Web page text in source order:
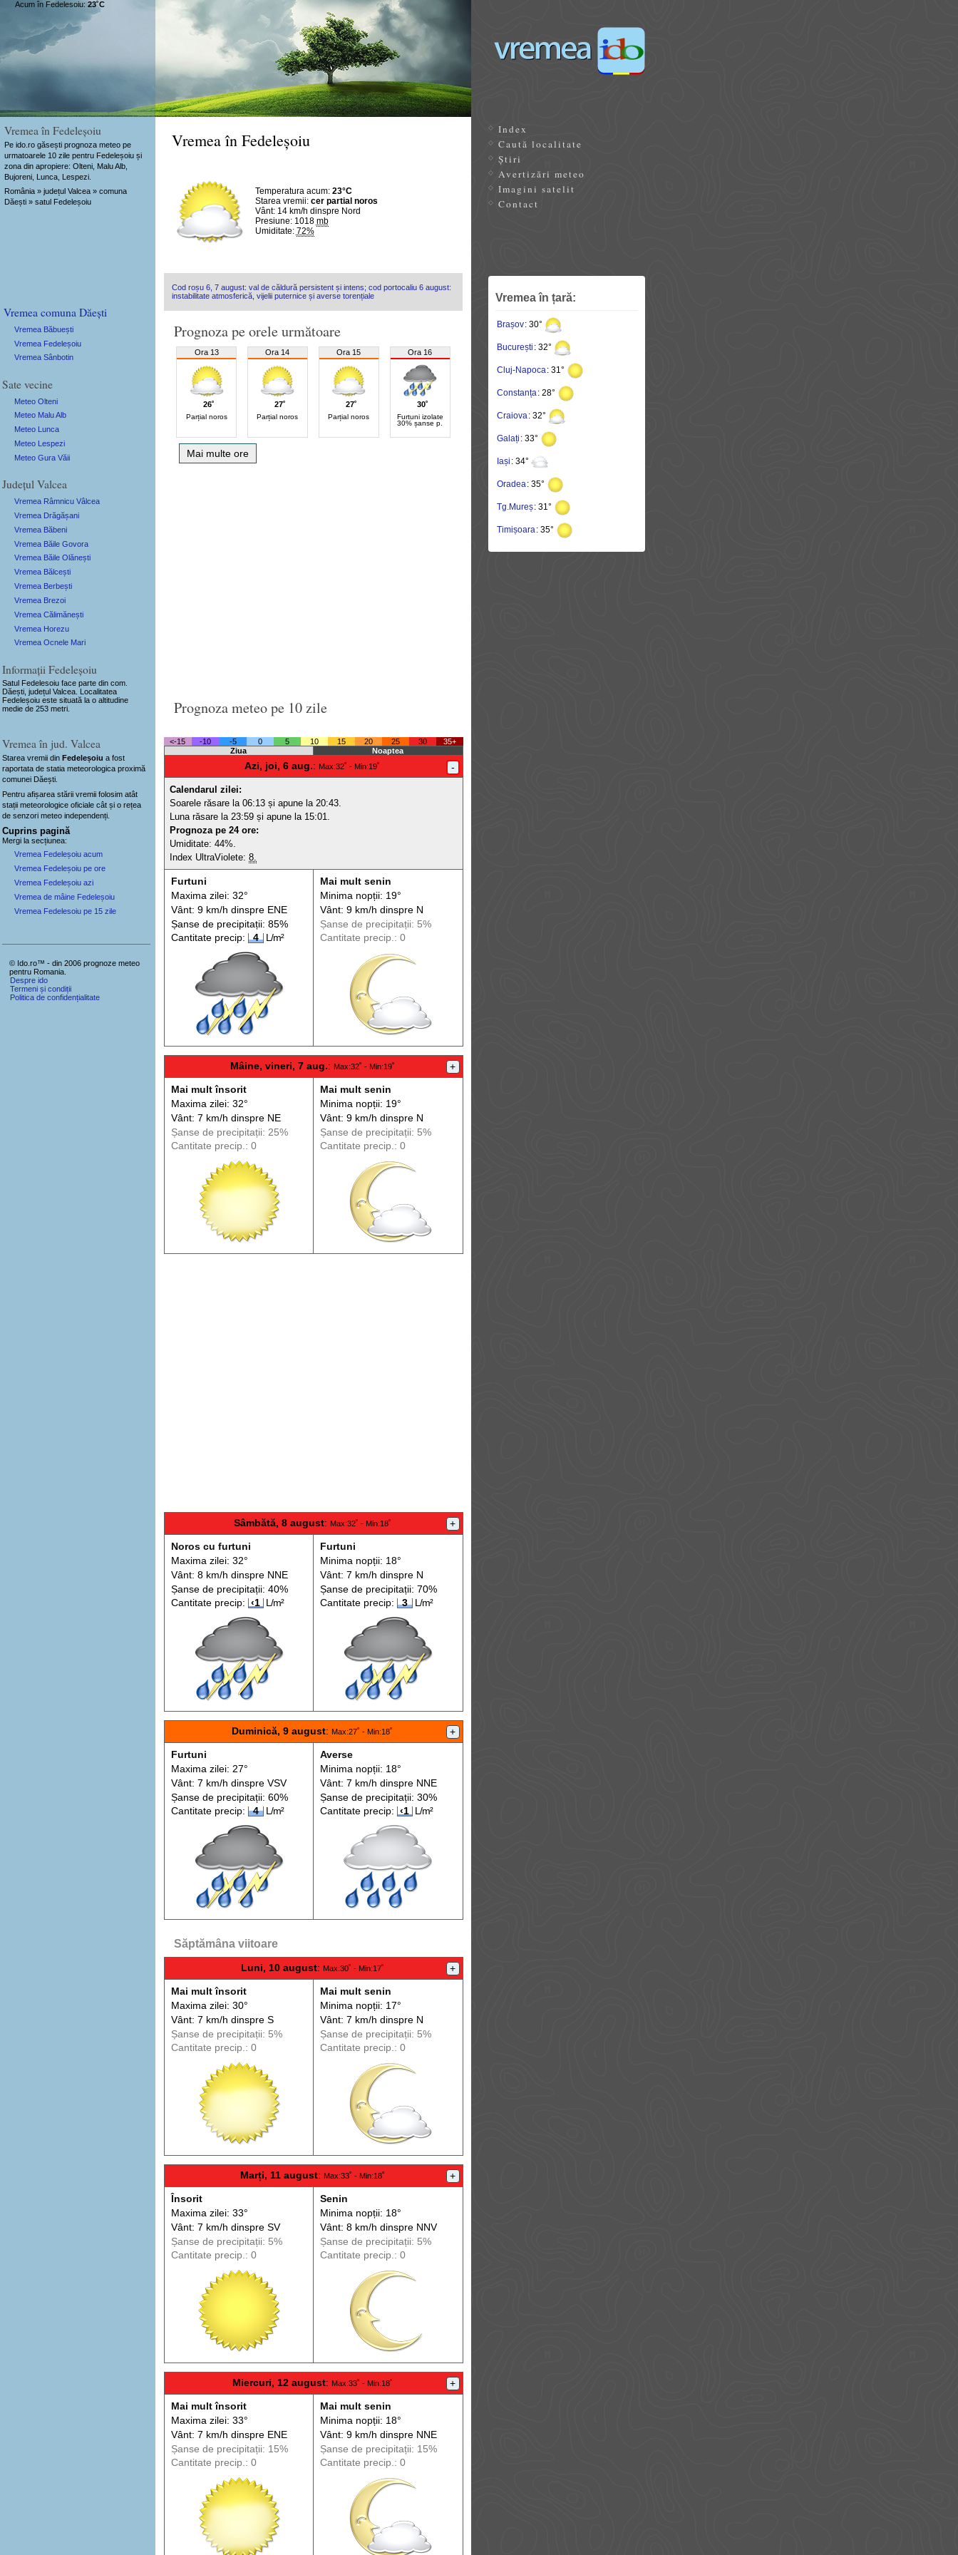
Vremea în Fedeleșoiu
Pe ido.ro găsești prognoza meteo pe
urmatoarele 10 zile pentru Fedeleșoiu și
zona din apropiere: Olteni, Malu Alb,
Bujoreni, Lunca, Lespezi.
România » județul Valcea » comuna
Dăești » satul Fedeleșoiu
Vremea în Fedeleșoiu
Temperatura acum: 23°C
Starea vremii: cer partial noros
Vânt: 14 km/h dinspre Nord
Presiune: 1018 mb
Umiditate: 72%
Acum în Fedelesoiu: 23˚C
Cod roșu 6, 7 august: val de căldură persistent și intens; cod portocaliu 6 august:
instabilitate atmosferică, vijelii puternice și averse torențiale
Prognoza pe orele următoare
Ora 13
26˚
Parțial noros
Ora 14
27˚
Parțial noros
Ora 15
27˚
Parțial noros
Ora 16
30˚
Furtuni izolate
30% șanse p.
Mai multe ore
Prognoza meteo pe 10 zile
<-15 -10 -5 0 5 10 15 20 25 30
35+
Ziua
Noaptea
Azi, joi, 6 aug.: Max:32˚ - Min:19˚ -
Calendarul zilei:
Soarele răsare la 06:13 și apune la 20:43.
Luna răsare la 23:59 și apune la 15:01.
Prognoza pe 24 ore:
Umiditate: 44%.
Index UltraViolete:8.
Furtuni
Maxima zilei: 32°
Vânt: 9 km/h dinspreENE
Șanse de precipitații: 85%
Cantitate precip:
4 L/m²
Mai mult senin
Minima nopții: 19°
Vânt: 9 km/h dinspreN
Șanse de precipitații: 5%
Cantitate precip.: 0
Mâine, vineri, 7 aug.: Max:32˚ - Min:19˚ +
Mai mult însorit
Maxima zilei: 32°
Vânt: 7 km/h dinspreNE
Șanse de precipitații: 25%
Cantitate precip.: 0
Mai mult senin
Minima nopții: 19°
Vânt: 9 km/h dinspreN
Șanse de precipitații: 5%
Cantitate precip.: 0
Sâmbătă, 8 august: Max:32˚ - Min:18˚ +
Noros cu furtuni
Maxima zilei: 32°
Vânt: 8 km/h dinspreNNE
Șanse de precipitații: 40%
Cantitate precip:
‹1 L/m²
Furtuni
Minima nopții: 18°
Vânt: 7 km/h dinspreN
Șanse de precipitații: 70%
Cantitate precip:
3 L/m²
Duminică, 9 august:Max:27˚ - Min:18˚ +
Furtuni
Maxima zilei: 27°
Vânt: 7 km/h dinspreVSV
Șanse de precipitații: 60%
Cantitate precip:
4 L/m²
Averse
Minima nopții: 18°
Vânt: 7 km/h dinspreNNE
Șanse de precipitații: 30%
Cantitate precip:
‹1 L/m²
Săptămâna viitoare
Luni, 10 august: Max:30˚ - Min:17˚ +
Mai mult însorit
Maxima zilei: 30°
Vânt: 7 km/h dinspreS
Șanse de precipitații: 5%
Cantitate precip.: 0
Mai mult senin
Minima nopții: 17°
Vânt: 7 km/h dinspreN
Șanse de precipitații: 5%
Cantitate precip.: 0
Marți, 11 august: Max:33˚ - Min:18˚ +
Însorit
Maxima zilei: 33°
Vânt: 7 km/h dinspreSV
Șanse de precipitații: 5%
Cantitate precip.: 0
Senin
Minima nopții: 18°
Vânt: 8 km/h dinspreNNV
Șanse de precipitații: 5%
Cantitate precip.: 0
Miercuri, 12 august: Max:33˚ - Min:18˚ +
Mai mult însorit
Maxima zilei: 33°
Vânt: 7 km/h dinspreENE
Șanse de precipitații: 15%
Cantitate precip.: 0
Mai mult senin
Minima nopții: 18°
Vânt: 9 km/h dinspreNNE
Șanse de precipitații: 15%
Cantitate precip.: 0
Index
Caută localitate
Știri
Avertizări meteo
Imagini satelit
Contact
Vremea în țară:
Brașov: 30°
București : 32°
Cluj-Napoca: 31°
Constanța: 28°
Craiova: 32°
Galați : 33°
Iași : 34°
Oradea: 35°
Tg.Mureș: 31°
Timișoara: 35°
Vremea comuna Dăești
Vremea Băbuești
Vremea Fedeleșoiu
Vremea Sânbotin
Sate vecine
Meteo Olteni
Meteo Malu Alb
Meteo Lunca
Meteo Lespezi
Meteo Gura Văii
Județul Valcea
Vremea Râmnicu Vâlcea
Vremea Drăgășani
Vremea Băbeni
Vremea Băile Govora
Vremea Băile Olănești
Vremea Bălcești
Vremea Berbești
Vremea Brezoi
Vremea Călimănești
Vremea Horezu
Vremea Ocnele Mari
Informații Fedeleșoiu
Satul Fedelesoiu face parte din com.
Dăești, județul Valcea. Localitatea
Fedeleșoiu este situată la o altitudine
medie de 253 metri.
Vremea în jud. Valcea
Starea vremii din Fedeleșoiu a fost
raportata de statia meteorologica proximă
comunei Dăești.
Pentru afișarea stării vremii folosim atât
stații meteorologice oficiale cât și o rețea
de senzori meteoindependenți
Cuprins pagină
Mergi la secțiunea:
Vremea Fedeleșoiu acum
Vremea Fedeleșoiu pe ore
Vremea Fedeleșoiu azi
Vremea de mâine Fedeleșoiu
Vremea Fedelesoiu pe 15 zile
© Ido.ro™ - din 2006 prognoze meteo
pentru Romania.
Despre ido
Termeni și condiții
Politica de confidențialitate